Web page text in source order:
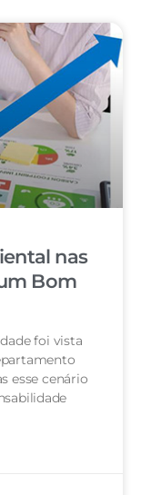
nas
Bom
foi vista
esse cenário